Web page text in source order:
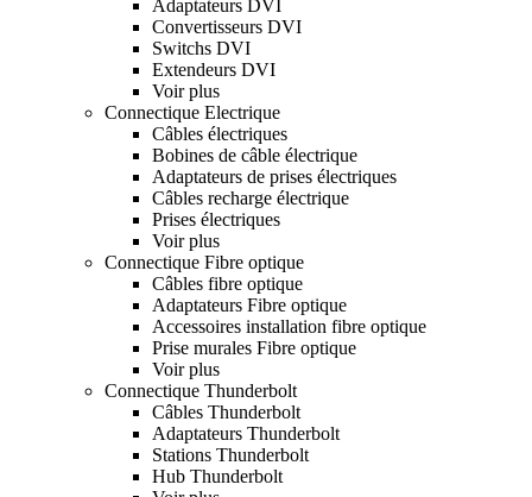
Adaptateurs DVI
Convertisseurs DVI
Switchs DVI
Extendeurs DVI
Voir plus
Connectique Electrique
Câbles électriques
Bobines de câble électrique
Adaptateurs de prises électriques
Câbles recharge électrique
Prises électriques
Voir plus
Connectique Fibre optique
Câbles fibre optique
Adaptateurs Fibre optique
Accessoires installation fibre optique
Prise murales Fibre optique
Voir plus
Connectique Thunderbolt
Câbles Thunderbolt
Adaptateurs Thunderbolt
Stations Thunderbolt
Hub Thunderbolt